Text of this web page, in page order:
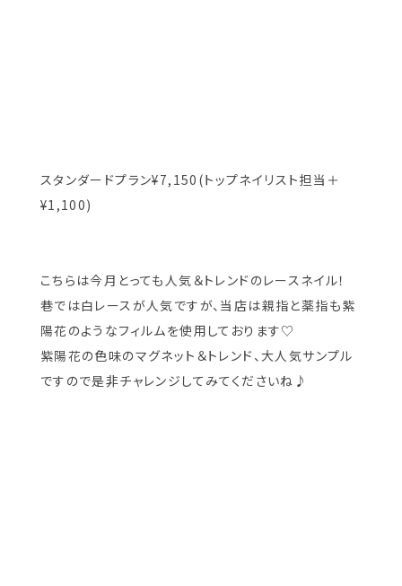
スタンダードプラン¥7,150(トップネイリスト担当＋
¥1,100)
こちらは今月とっても人気＆トレンドのレースネイル！
巷では白レースが人気ですが、当店は親指と薬指も紫
陽花のようなフィルムを使用しております♡
紫陽花の色味のマグネット＆トレンド、大人気サンプル
ですので是非チャレンジしてみてくださいね♪